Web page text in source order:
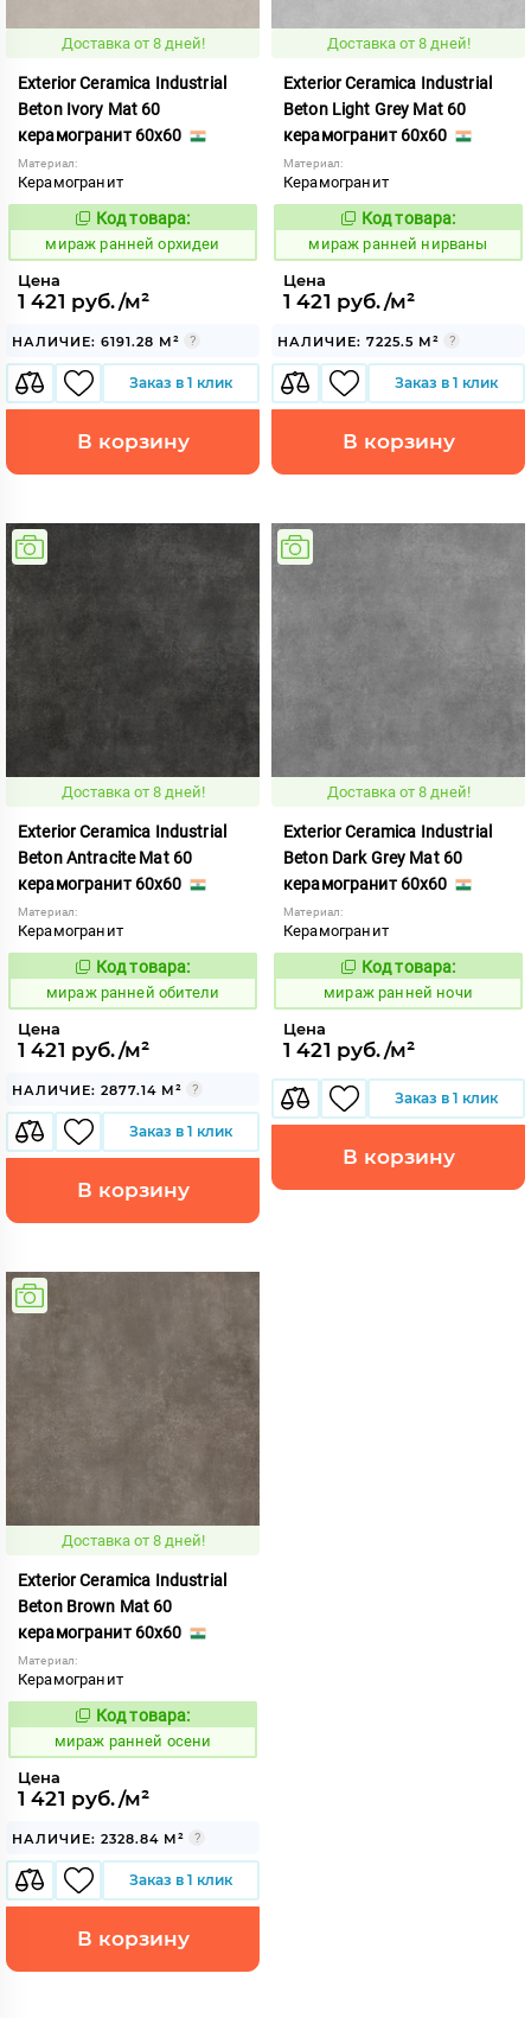
Доставка от 8 дней!
Exterior Ceramica Industrial
Beton Ivory Mat 60
керамогранит 60x60
Материал:
Керамогранит
994064
Код товара:
мираж ранней орхидеи
Цена
1 421 руб./м²
НАЛИЧИЕ: 6191.28 М²
Заказ в 1 клик
В корзину
Доставка от 8 дней!
Exterior Ceramica Industrial
Beton Light Grey Mat 60
керамогранит 60x60
Материал:
Керамогранит
994059
Код товара:
мираж ранней нирваны
Цена
1 421 руб./м²
НАЛИЧИЕ: 7225.5 М²
Заказ в 1 клик
В корзину
Доставка от 8 дней!
Exterior Ceramica Industrial
Beton Antracite Mat 60
керамогранит 60x60
Материал:
Керамогранит
994062
Код товара:
мираж ранней обители
Цена
1 421 руб./м²
НАЛИЧИЕ: 2877.14 М²
Заказ в 1 клик
В корзину
Доставка от 8 дней!
Exterior Ceramica Industrial
Beton Dark Grey Mat 60
керамогранит 60x60
Материал:
Керамогранит
994061
Код товара:
мираж ранней ночи
Цена
1 421 руб./м²
Заказ в 1 клик
В корзину
Доставка от 8 дней!
Exterior Ceramica Industrial
Beton Brown Mat 60
керамогранит 60x60
Материал:
Керамогранит
994065
Код товара:
мираж ранней осени
Цена
1 421 руб./м²
НАЛИЧИЕ: 2328.84 М²
Заказ в 1 клик
В корзину